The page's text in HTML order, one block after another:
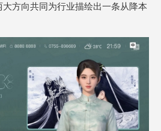
方向共同为行业描绘出一条从降本